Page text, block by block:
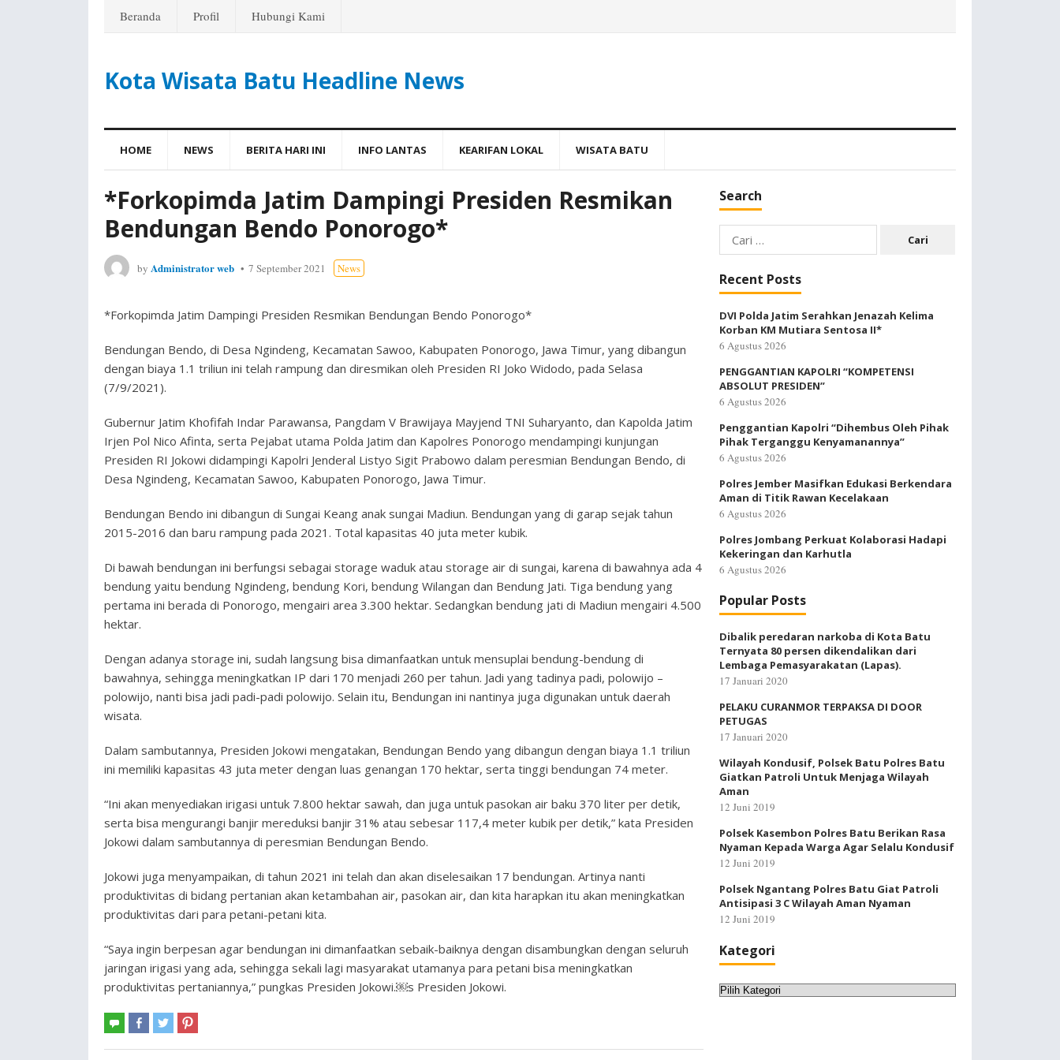
Beranda Profil Hubungi Kami
Kota Wisata Batu Headline News
HOME NEWS BERITA HARI INI INFO LANTAS KEARIFAN LOKAL WISATA BATU
*Forkopimda Jatim Dampingi Presiden Resmikan
Bendungan Bendo Ponorogo*
by Administrator web 7 September 2021 News
*Forkopimda Jatim Dampingi Presiden Resmikan Bendungan Bendo Ponorogo*
Bendungan Bendo, di Desa Ngindeng, Kecamatan Sawoo, Kabupaten Ponorogo, Jawa Timur, yang dibangun
dengan biaya 1.1 triliun ini telah rampung dan diresmikan oleh Presiden RI Joko Widodo, pada Selasa
(7/9/2021).
Gubernur Jatim Khofifah Indar Parawansa, Pangdam V Brawijaya Mayjend TNI Suharyanto, dan Kapolda Jatim
Irjen Pol Nico Afinta, serta Pejabat utama Polda Jatim dan Kapolres Ponorogo mendampingi kunjungan
Presiden RI Jokowi didampingi Kapolri Jenderal Listyo Sigit Prabowo dalam peresmian Bendungan Bendo, di
Desa Ngindeng, Kecamatan Sawoo, Kabupaten Ponorogo, Jawa Timur.
Bendungan Bendo ini dibangun di Sungai Keang anak sungai Madiun. Bendungan yang di garap sejak tahun
2015-2016 dan baru rampung pada 2021. Total kapasitas 40 juta meter kubik.
Di bawah bendungan ini berfungsi sebagai storage waduk atau storage air di sungai, karena di bawahnya ada 4
bendung yaitu bendung Ngindeng, bendung Kori, bendung Wilangan dan Bendung Jati. Tiga bendung yang
pertama ini berada di Ponorogo, mengairi area 3.300 hektar. Sedangkan bendung jati di Madiun mengairi 4.500
hektar.
Dengan adanya storage ini, sudah langsung bisa dimanfaatkan untuk mensuplai bendung-bendung di
bawahnya, sehingga meningkatkan IP dari 170 menjadi 260 per tahun. Jadi yang tadinya padi, polowijo –
polowijo, nanti bisa jadi padi-padi polowijo. Selain itu, Bendungan ini nantinya juga digunakan untuk daerah
wisata.
Dalam sambutannya, Presiden Jokowi mengatakan, Bendungan Bendo yang dibangun dengan biaya 1.1 triliun
ini memiliki kapasitas 43 juta meter dengan luas genangan 170 hektar, serta tinggi bendungan 74 meter.
“Ini akan menyediakan irigasi untuk 7.800 hektar sawah, dan juga untuk pasokan air baku 370 liter per detik,
serta bisa mengurangi banjir mereduksi banjir 31% atau sebesar 117,4 meter kubik per detik,” kata Presiden
Jokowi dalam sambutannya di peresmian Bendungan Bendo.
Jokowi juga menyampaikan, di tahun 2021 ini telah dan akan diselesaikan 17 bendungan. Artinya nanti
produktivitas di bidang pertanian akan ketambahan air, pasokan air, dan kita harapkan itu akan meningkatkan
produktivitas dari para petani-petani kita.
“Saya ingin berpesan agar bendungan ini dimanfaatkan sebaik-baiknya dengan disambungkan dengan seluruh
jaringan irigasi yang ada, sehingga sekali lagi masyarakat utamanya para petani bisa meningkatkan
produktivitas pertaniannya,” pungkas Presiden Jokowi.￼s Presiden Jokowi.
Search
Cari
untuk:
Recent Posts
DVI Polda Jatim Serahkan Jenazah Kelima
Korban KM Mutiara Sentosa II*
6 Agustus 2026
PENGGANTIAN KAPOLRI “KOMPETENSI
ABSOLUT PRESIDEN”
6 Agustus 2026
Penggantian Kapolri “Dihembus Oleh Pihak
Pihak Terganggu Kenyamanannya”
6 Agustus 2026
Polres Jember Masifkan Edukasi Berkendara
Aman di Titik Rawan Kecelakaan
6 Agustus 2026
Polres Jombang Perkuat Kolaborasi Hadapi
Kekeringan dan Karhutla
6 Agustus 2026
Popular Posts
Dibalik peredaran narkoba di Kota Batu
Ternyata 80 persen dikendalikan dari
Lembaga Pemasyarakatan (Lapas).
17 Januari 2020
PELAKU CURANMOR TERPAKSA DI DOOR
PETUGAS
17 Januari 2020
Wilayah Kondusif, Polsek Batu Polres Batu
Giatkan Patroli Untuk Menjaga Wilayah
Aman
12 Juni 2019
Polsek Kasembon Polres Batu Berikan Rasa
Nyaman Kepada Warga Agar Selalu Kondusif
12 Juni 2019
Polsek Ngantang Polres Batu Giat Patroli
Antisipasi 3 C Wilayah Aman Nyaman
12 Juni 2019
Kategori
Kategori